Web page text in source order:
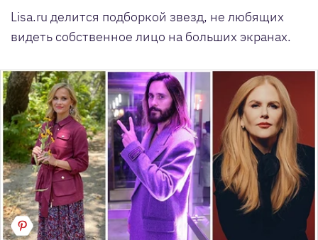
Lisa.ru делится подборкой звезд, не любящих
видеть собственное лицо на больших экранах.